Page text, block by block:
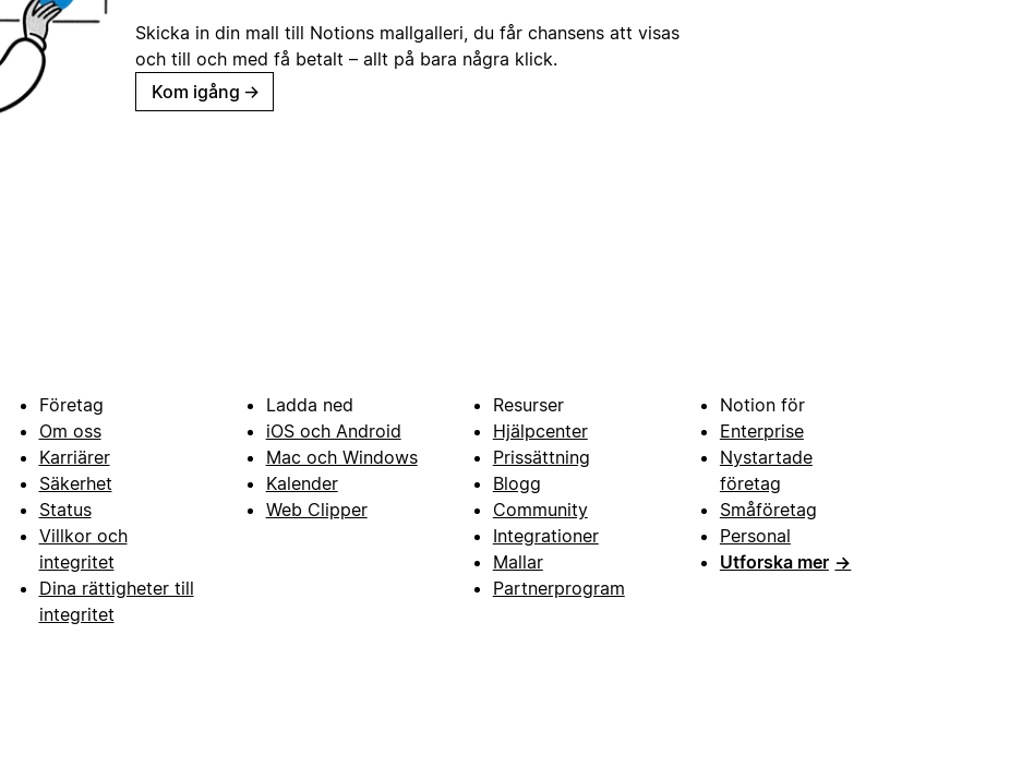
Skicka in din mall till Notions mallgalleri, du får chansens att visas
och till och med få betalt – allt på bara några klick.
Kom igång →
Företag
Om oss
Karriärer
Säkerhet
Status
Villkor och
integritet
Dina rättigheter till
integritet
Ladda ned
iOS och Android
Mac och Windows
Kalender
Web Clipper
Resurser
Hjälpcenter
Prissättning
Blogg
Community
Integrationer
Mallar
Partnerprogram
Notion för
Enterprise
Nystartade
företag
Småföretag
Personal
Utforska mer →